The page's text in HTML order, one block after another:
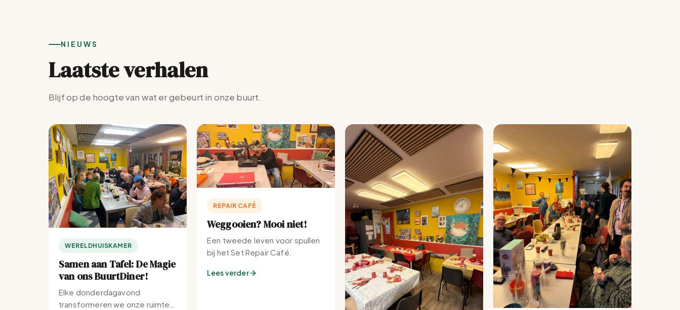
NIEUWS
Laatste verhalen
Blijf op de hoogte van wat er gebeurt in onze buurt.
WERELDHUISKAMER
Samen aan Tafel: De Magie
van ons BuurtDiner!
Elke donderdagavond
transformeren we onze ruimte
REPAIR CAFÉ
Weggooien? Mooi niet!
Een tweede leven voor spullen
bij het Set Repair Café.
Lees verder